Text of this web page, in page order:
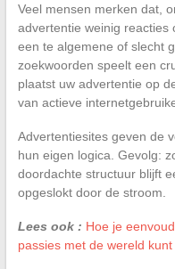
Veel mensen merken dat,
advertentie weinig reacties
een te algemene of slecht
zoekwoorden speelt een
plaatst uw advertentie op
van actieve
Advertentiesites geven de
hun eigen logica. Gevolg:
doordachte structuur blijft
opgeslokt door de stroom.
Lees ook : Hoe je
passies met de wereld kunt